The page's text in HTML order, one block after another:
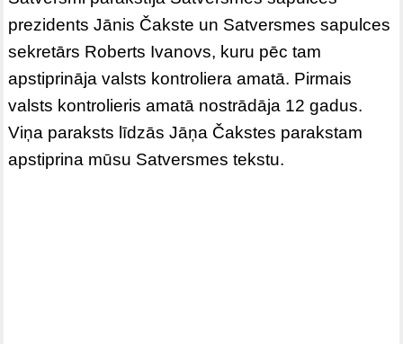
prezidents Jānis Čakste un Satversmes sapulces
sekretārs Roberts Ivanovs, kuru pēc tam
apstiprināja valsts kontroliera amatā. Pirmais
valsts kontrolieris amatā nostrādāja 12 gadus.
Viņa paraksts līdzās Jāņa Čakstes parakstam
apstiprina mūsu Satversmes tekstu.